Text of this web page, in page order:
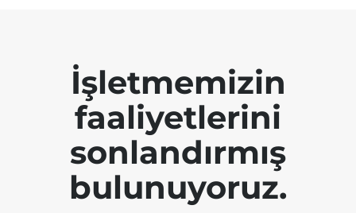
İşletmemizin
faaliyetlerini
sonlandırmış
bulunuyoruz.